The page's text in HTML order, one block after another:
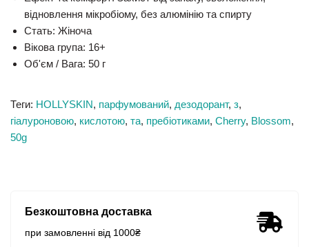
відновлення мікробіому, без алюмінію та спирту
Стать: Жіноча
Вікова група: 16+
Об'єм / Вага: 50 г
Теги: HOLLYSKIN, парфумований, дезодорант, з,
гіалуроновою, кислотою, та, пребіотиками, Cherry, Blossom,
50g
Безкоштовна доставка
при замовленні від 1000₴